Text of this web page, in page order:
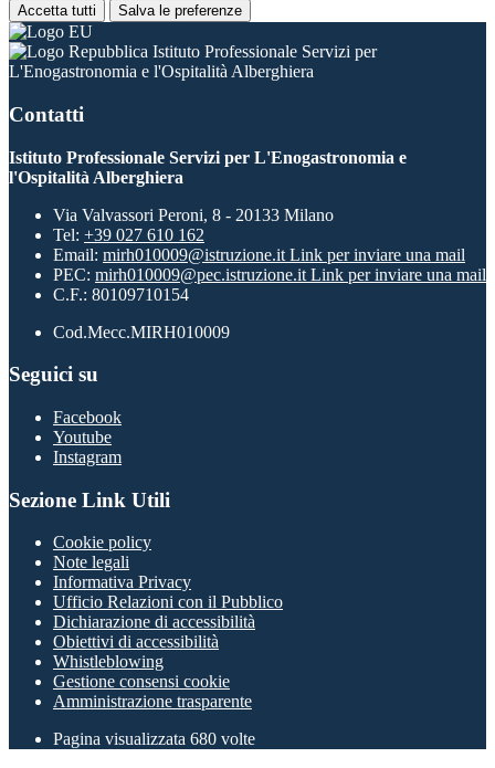
Accetta tutti Salva le preferenze
Istituto Professionale Servizi per
L'Enogastronomia e l'Ospitalità Alberghiera
Contatti
Istituto Professionale Servizi per L'Enogastronomia e
l'Ospitalità Alberghiera
Via Valvassori Peroni, 8 - 20133 Milano
Tel: +39 027 610 162
Email: mirh010009@istruzione.it Link per inviare una mail
PEC: mirh010009@pec.istruzione.it Link per inviare una mail
C.F.: 80109710154
Cod.Mecc.MIRH010009
Seguici su
Facebook
Youtube
Instagram
Sezione Link Utili
Cookie policy
Note legali
Informativa Privacy
Ufficio Relazioni con il Pubblico
Dichiarazione di accessibilità
Obiettivi di accessibilità
Whistleblowing
Gestione consensi cookie
Amministrazione trasparente
Pagina visualizzata 680 volte